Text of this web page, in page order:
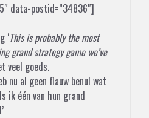
data-postid=”34836″]
‘This is probably the most
grand strategy game we’ve
veel goeds.
nu al geen flauw benul wat
ik één van hun grand